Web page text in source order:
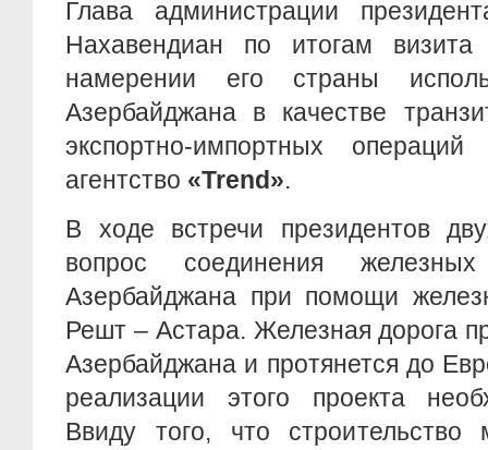
Глава администрации
Нахавендиан по итогам
намерении его страны
Азербайджана в качестве
экспортно-импортных
агентство «Trend».
В ходе встречи президентов
вопрос соединения
Азербайджана при помощи
Решт – Астара. Железная дорога
Азербайджана и протянется до
реализации этого проекта
Ввиду того, что строительство